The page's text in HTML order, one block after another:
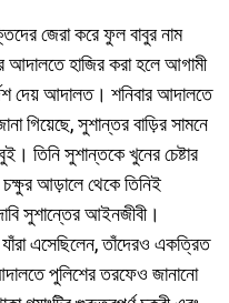
জেরা করে ফুল বাবুর নাম
হাজির করা হলে আগামী
দেয় আদালত। শনিবার আদালতে
গিয়েছে, সুশান্তর বাড়ির সামনে
তিনি সুশান্তকে খুনের চেষ্টার
আড়ালে থেকে তিনিই
সুশান্তের আইনজীবী।
এসেছিলেন, তাঁদেরও একত্রিত
পুলিশের তরফেও জানানো